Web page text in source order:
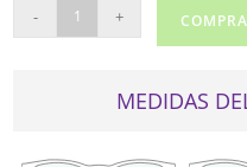
COMPLEX
- +
MEDIDAS